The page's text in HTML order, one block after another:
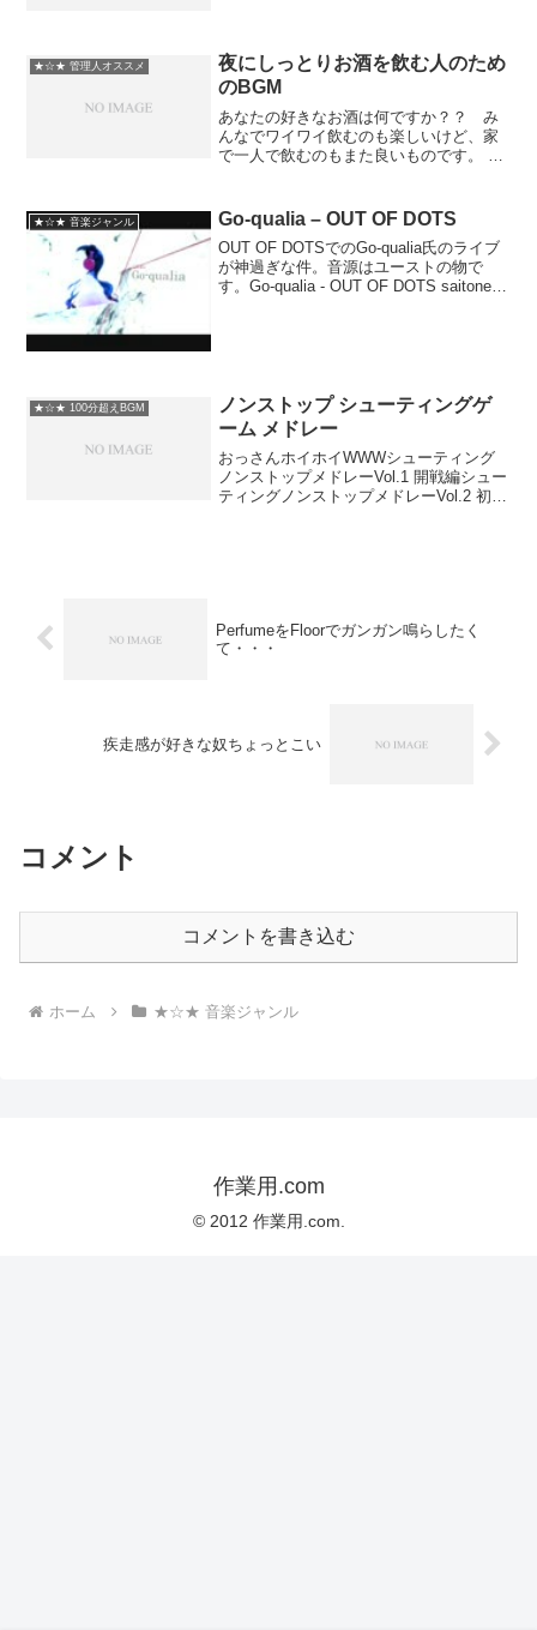
★☆★ 管理人オススメ
夜にしっとりお酒を飲む人のため
のBGM
あなたの好きなお酒は何ですか？？ み
んなでワイワイ飲むのも楽しいけど、家
で一人で飲むのもまた良いものです。 そ
他はちょっと違う感じの曲を。 今日は何
を飲まれます？？....
★☆★ 音楽ジャンル Go-qualia – OUT OF DOTS
OUT OF DOTSでのGo-qualia氏のライブ
が神過ぎな件。音源はユーストの物で
す。Go-qualia - OUT OF DOTS saitone -
★☆★ 100分超えBGM
ノンストップ シューティングゲ
ーム メドレー
おっさんホイホイWWWシューティング
ノンストップメドレーVol.1 開戦編シュー
ティングノンストップメドレーVol.2 初戦
PerfumeをFloorでガンガン鳴らしたく
て・・・
疾走感が好きな奴ちょっとこい
コメント
コメントを書き込む
ホーム ★☆★ 音楽ジャンル
作業用.com
© 2012 作業用.com.